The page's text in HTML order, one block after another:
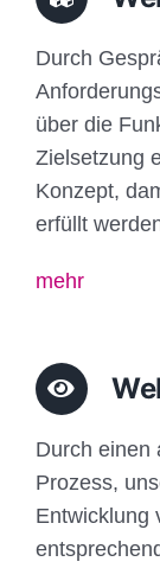
Durch
über die
Zielsetzung
Konzept,
erfüllt
mehr
Durch einen
Prozess,
Entwicklung